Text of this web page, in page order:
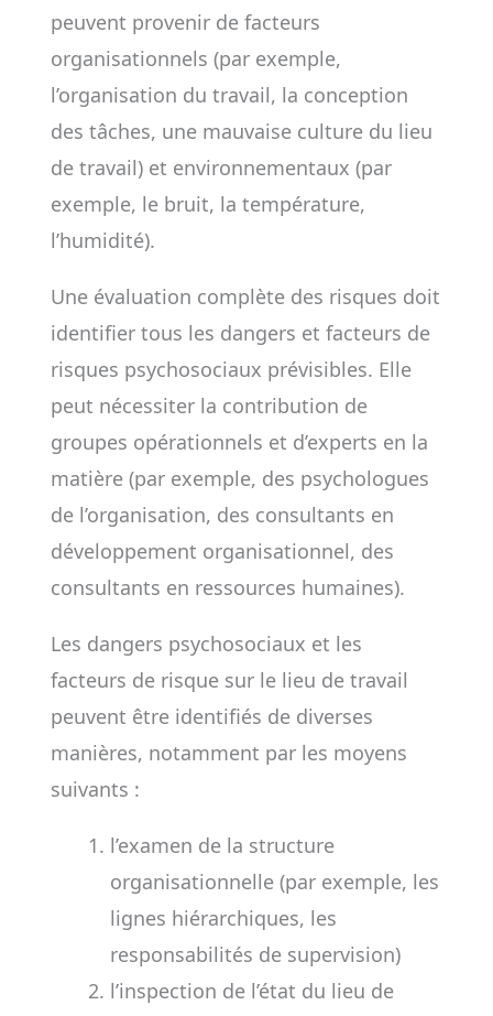
peuvent provenir de facteurs
organisationnels (par exemple,
l’organisation du travail, la conception
des tâches, une mauvaise culture du lieu
de travail) et environnementaux (par
exemple, le bruit, la température,
l’humidité).
Une évaluation complète des risques doit
identifier tous les dangers et facteurs de
risques psychosociaux prévisibles. Elle
peut nécessiter la contribution de
groupes opérationnels et d’experts en la
matière (par exemple, des psychologues
de l’organisation, des consultants en
développement organisationnel, des
consultants en ressources humaines).
Les dangers psychosociaux et les
facteurs de risque sur le lieu de travail
peuvent être identifiés de diverses
manières, notamment par les moyens
suivants :
l’examen de la structure
organisationnelle (par exemple, les
lignes hiérarchiques, les
responsabilités de supervision)
l’inspection de l’état du lieu de